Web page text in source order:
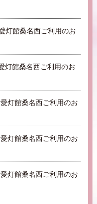
灯館桑名西ご利用のお
灯館桑名西ご利用のお
灯館桑名西ご利用のお
灯館桑名西ご利用のお
灯館桑名西ご利用のお